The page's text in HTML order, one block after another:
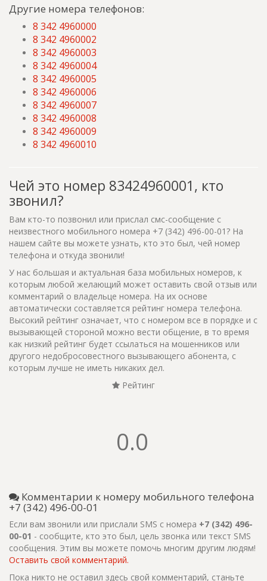
Другие номера телефонов:
8 342 4960000
8 342 4960002
8 342 4960003
8 342 4960004
8 342 4960005
8 342 4960006
8 342 4960007
8 342 4960008
8 342 4960009
8 342 4960010
Чей это номер 83424960001, кто
звонил?
Вам кто-то позвонил или прислал смс-сообщение с
неизвестного мобильного номера +7 (342) 496-00-01? На
нашем сайте вы можете узнать, кто это был, чей номер
телефона и откуда звонили!
У нас большая и актуальная база мобильных номеров, к
которым любой желающий может оставить свой отзыв или
комментарий о владельце номера. На их основе
автоматически составляется рейтинг номера телефона.
Высокий рейтинг означает, что с номером все в порядке и с
вызывающей стороной можно вести общение, в то время
как низкий рейтинг будет ссылаться на мошенников или
другого недобросовестного вызывающего абонента, с
которым лучше не иметь никаких дел.
Рейтинг
0.0
Комментарии к номеру мобильного телефона
+7 (342) 496-00-01
Если вам звонили или прислали SMS с номера +7 (342) 496-
00-01 - сообщите, кто это был, цель звонка или текст SMS
сообщения. Этим вы можете помочь многим другим людям!
Оставить свой комментарий.
Пока никто не оставил здесь свой комментарий, станьте